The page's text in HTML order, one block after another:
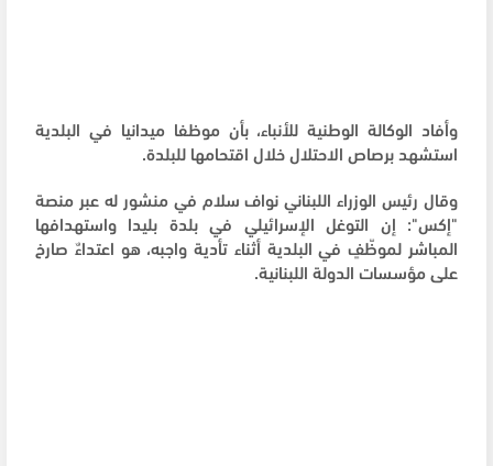
وأفاد الوكالة الوطنية للأنباء، بأن موظفا ميدانيا في البلدية
استشهد برصاص الاحتلال خلال اقتحامها للبلدة.
وقال رئيس الوزراء اللبناني نواف سلام في منشور له عبر منصة
"إكس": إن التوغل الإسرائيلي في بلدة بليدا واستهدافها
المباشر لموظّفٍ في البلدية أثناء تأدية واجبه، هو اعتداءٌ صارخ
على مؤسسات الدولة اللبنانية.